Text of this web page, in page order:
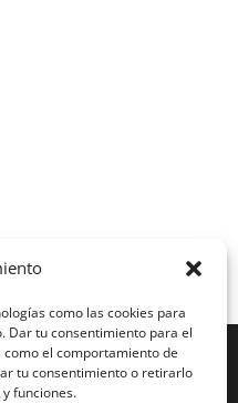
como las cookies para
Dar tu consentimiento para el
el comportamiento de
tu consentimiento o retirarlo
funciones.